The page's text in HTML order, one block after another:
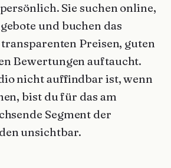
Sie suchen online,
und buchen das
Preisen, guten
Bewertungen auftaucht.
nicht auffindbar ist, wenn
bist du für das am
Segment der
unsichtbar.